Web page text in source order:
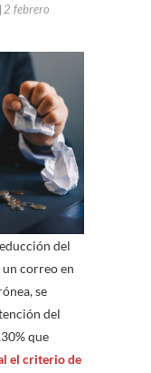
2 febrero
del
correo en
se
del
que
el criterio de